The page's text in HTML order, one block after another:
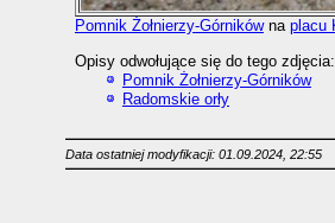
Pomnik Żołnierzy-Górnikówna placu
Opisy odwołujące się do tego zdjęcia:
Pomnik Żołnierzy-Górników
Radomskie orły
Data ostatniej modyfikacji: 01.09.2024, 22:55